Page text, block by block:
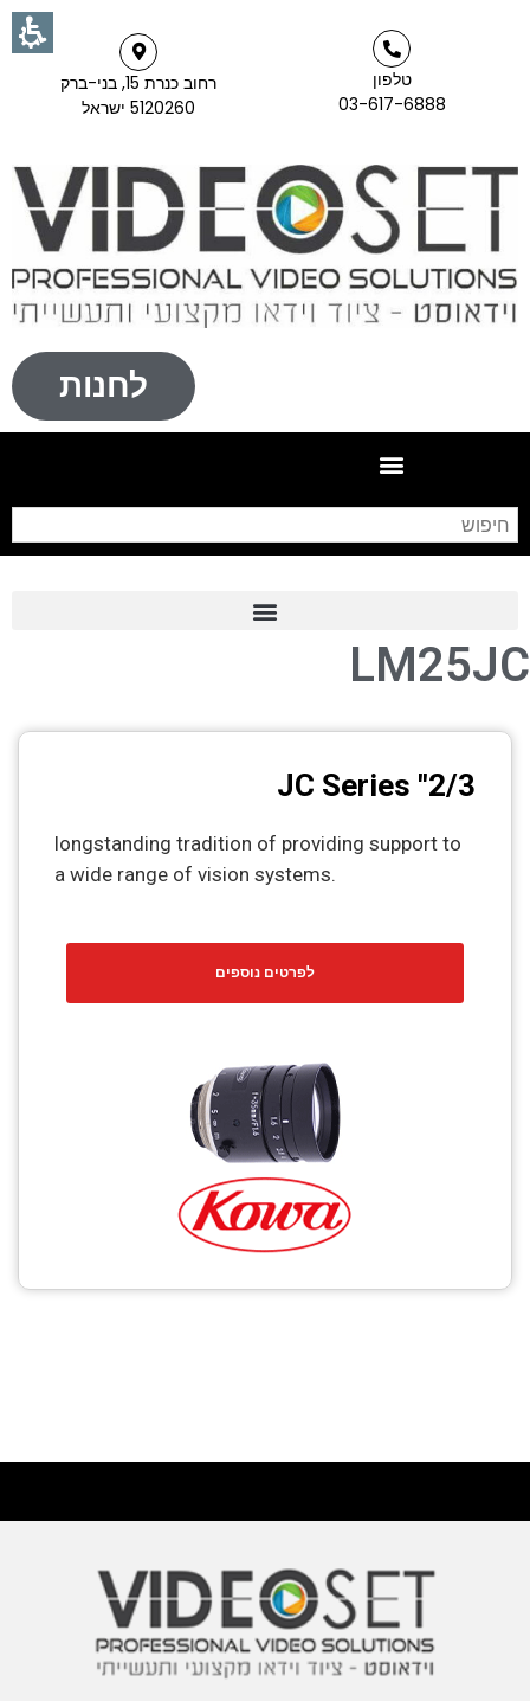
טלפון
03-617-6888
רחוב כנרת 15, בני-ברק
5120260 ישראל
לחנות
Frame Grabber
C-Mount Lenss
Visualizer
Fiber Optic
Photo Printers
LM25JC
2/3" JC Series
longstanding tradition of providing support to
a wide range of vision systems.
לפרטים נוספים